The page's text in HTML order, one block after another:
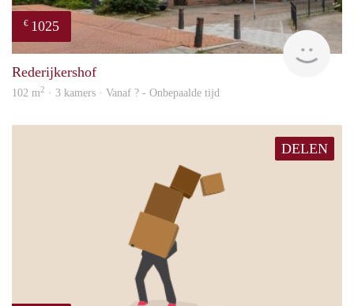
€ 1025
Rederijkershof
102 m2 · 3 kamers · Vanaf ? - Onbepaalde tijd
DELEN